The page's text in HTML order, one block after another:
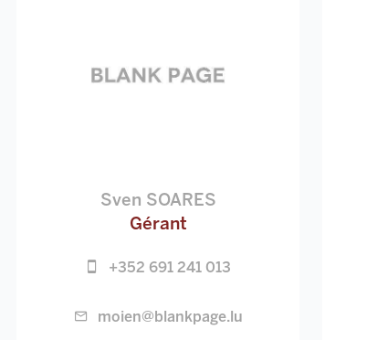
Sven SOARES
Gérant
+352 691 241 013
moien@blankpage.lu